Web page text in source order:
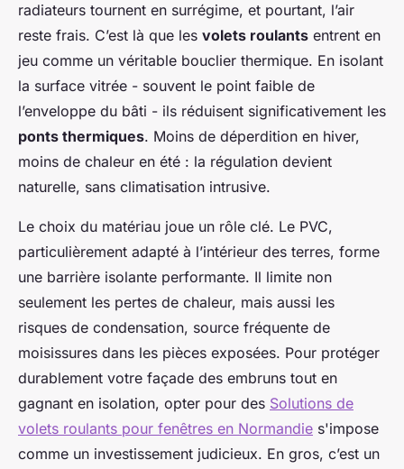
radiateurs tournent en surrégime, et pourtant, l’air
reste frais. C’est là que les volets roulants entrent en
jeu comme un véritable bouclier thermique. En isolant
la surface vitrée - souvent le point faible de
l’enveloppe du bâti - ils réduisent significativement les
ponts thermiques. Moins de déperdition en hiver,
moins de chaleur en été : la régulation devient
naturelle, sans climatisation intrusive.
Le choix du matériau joue un rôle clé. Le PVC,
particulièrement adapté à l’intérieur des terres, forme
une barrière isolante performante. Il limite non
seulement les pertes de chaleur, mais aussi les
risques de condensation, source fréquente de
moisissures dans les pièces exposées. Pour protéger
durablement votre façade des embruns tout en
gagnant en isolation, opter pour des Solutions de
volets roulants pour fenêtres en Normandie s'impose
comme un investissement judicieux. En gros, c’est un